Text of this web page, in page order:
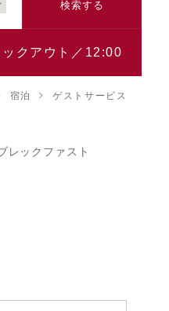
検索する
ックアウト／12:00
宿泊 ゲストサービス
レックファスト